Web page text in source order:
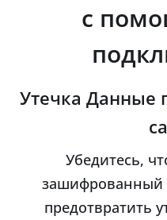
с
Утечка Данные
Убедитесь,
зашифрованный
предотвратить